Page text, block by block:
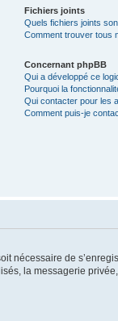
Fichiers joints
Quels fichiers joints
Comment trouver tous
Concernant phpBB
Qui a développé ce
Pourquoi la
Qui contacter pour les
Comment puis-je
nécessaire de
la messagerie